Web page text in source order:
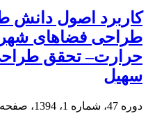
کاربرد اصول دانش
طراحی فضاهای
حرارت– تحقق طراحی
سهیل
دوره 47، شماره 1، 1394، صفحه